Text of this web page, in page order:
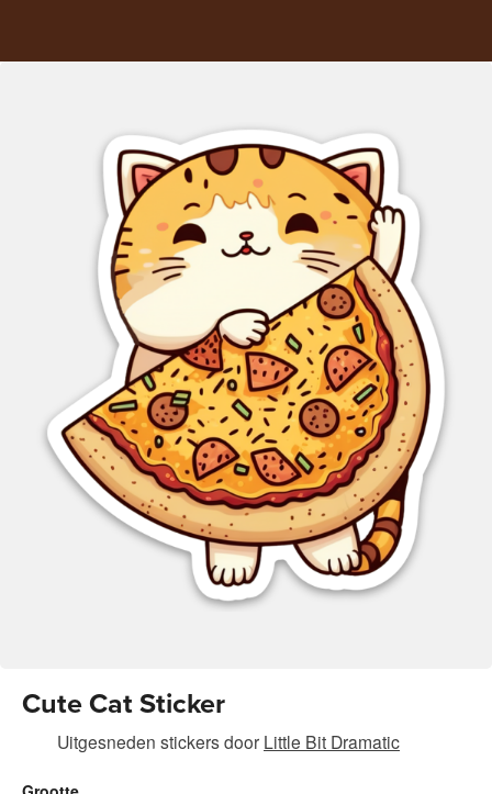
Cute Cat Sticker
Uitgesneden stickersdoor Little Bit Dramatic